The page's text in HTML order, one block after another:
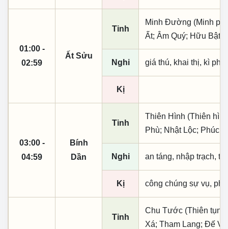
01:00 -
02:59
Ất Sửu
Tinh
Minh Đường (Minh
Ất; Âm Quý; Hữu Bật;
Nghi giá thú, khai thị, kì
Kị
03:00 -
04:59
Bính
Dần
Tinh
Thiên Hình (Thiên
Phù; Nhật Lộc; Phúc
Nghi an táng, nhập trạch,
Kị công chúng sự vụ,
Tinh
Chu Tước (Thiên
Xá; Tham Lang; Đế